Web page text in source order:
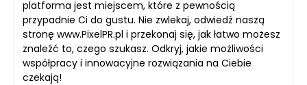
platforma jest miejscem, które z pewnością
przypadnie Ci do gustu. Nie zwlekaj, odwiedź naszą
stronę www.PixelPR.pl i przekonaj się, jak łatwo możesz
znaleźć to, czego szukasz. Odkryj, jakie możliwości
współpracy i innowacyjne rozwiązania na Ciebie
czekają!